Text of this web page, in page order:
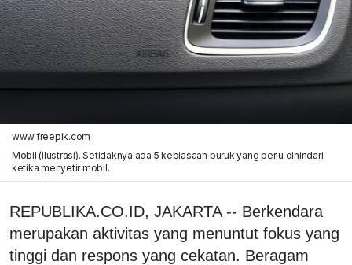
www.freepik.com
Mobil (ilustrasi). Setidaknya ada 5 kebiasaan buruk yang perlu dihindari
ketika menyetir mobil.
REPUBLIKA.CO.ID, JAKARTA -- Berkendara
merupakan aktivitas yang menuntut fokus yang
tinggi dan respons yang cekatan. Beragam